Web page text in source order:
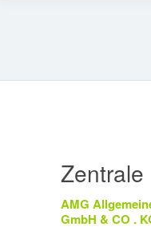
Zentrale
AMG
GmbH & CO .